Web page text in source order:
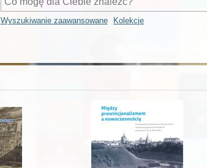
Wyszukiwanie zaawansowane Kolekcje